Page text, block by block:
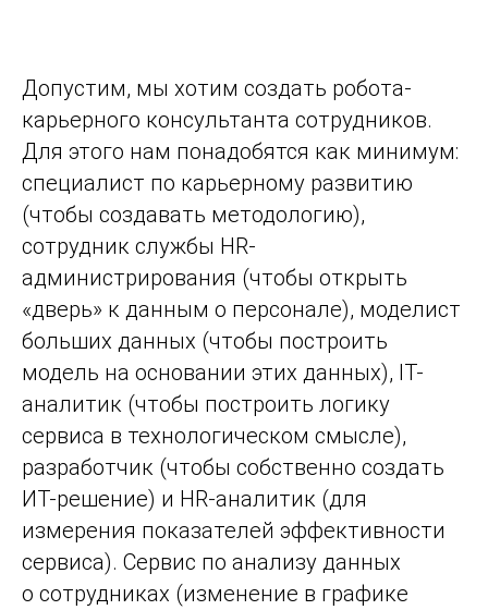
Допустим, мы хотим создать робота-
карьерного консультанта сотрудников.
Для этого нам понадобятся как минимум:
специалист по карьерному развитию
(чтобы создавать методологию),
сотрудник службы HR-
администрирования (чтобы открыть
«дверь» к данным о персонале), моделист
больших данных (чтобы построить
модель на основании этих данных), IT-
аналитик (чтобы построить логику
сервиса в технологическом смысле),
разработчик (чтобы собственно создать
ИТ-решение) и HR-аналитик (для
измерения показателей эффективности
сервиса). Cервис по анализу данных
о сотрудниках (изменение в графике